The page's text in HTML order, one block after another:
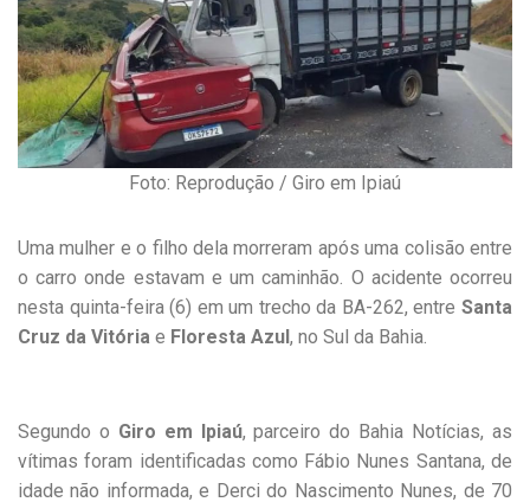
Foto: Reprodução / Giro em Ipiaú
Uma mulher e o filho dela morreram após uma colisão entre
o carro onde estavam e um caminhão. O acidente ocorreu
nesta quinta-feira (6) em um trecho da BA-262, entre Santa
Cruz da Vitória e Floresta Azul, no Sul da Bahia.
Segundo o Giro em Ipiaú, parceiro do Bahia Notícias, as
vítimas foram identificadas como Fábio Nunes Santana, de
idade não informada, e Derci do Nascimento Nunes, de 70